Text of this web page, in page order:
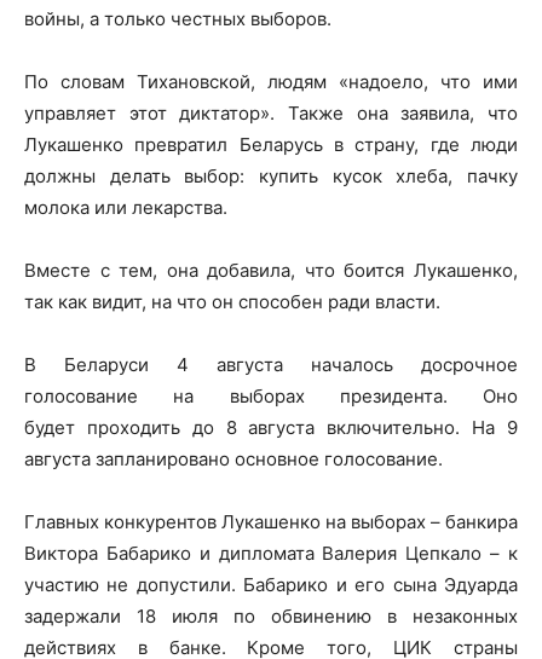
войны, а только честных выборов.
По словам Тихановской, людям «надоело, что ими
управляет этот диктатор». Также она заявила, что
Лукашенко превратил Беларусь в страну, где люди
должны делать выбор: купить кусок хлеба, пачку
молока или лекарства.
Вместе с тем, она добавила, что боится Лукашенко,
так как видит, на что он способен ради власти.
В Беларуси 4 августа началось досрочное
голосование на выборах президента. Оно
будет проходить до 8 августа включительно. На 9
августа запланировано основное голосование.
Главных конкурентов Лукашенко на выборах – банкира
Виктора Бабарико и дипломата Валерия Цепкало – к
участию не допустили. Бабарико и его сына Эдуарда
задержали 18 июля по обвинению в незаконных
действиях в банке. Кроме того, ЦИК страны